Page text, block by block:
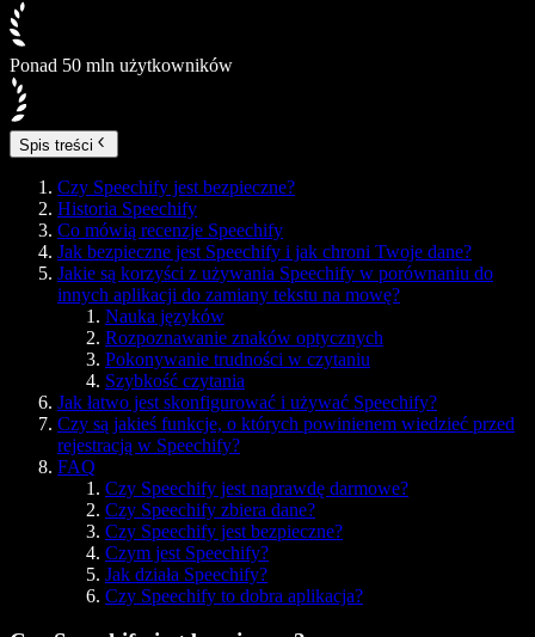
Ponad 50 mln użytkowników
Spis treści
Czy Speechify jest bezpieczne?
Historia Speechify
Co mówią recenzje Speechify
Jak bezpieczne jest Speechify i jak chroni Twoje dane?
Jakie są korzyści z używania Speechify w porównaniu do
innych aplikacji do zamiany tekstu na mowę?
Nauka języków
Rozpoznawanie znaków optycznych
Pokonywanie trudności w czytaniu
Szybkość czytania
Jak łatwo jest skonfigurować i używać Speechify?
Czy są jakieś funkcje, o których powinienem wiedzieć przed
rejestracją w Speechify?
FAQ
Czy Speechify jest naprawdę darmowe?
Czy Speechify zbiera dane?
Czy Speechify jest bezpieczne?
Czym jest Speechify?
Jak działa Speechify?
Czy Speechify to dobra aplikacja?